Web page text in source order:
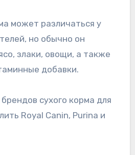
может различаться у
но обычно он
злаки, овощи, а также
добавки.
сухого корма для
Royal Canin, Purina и